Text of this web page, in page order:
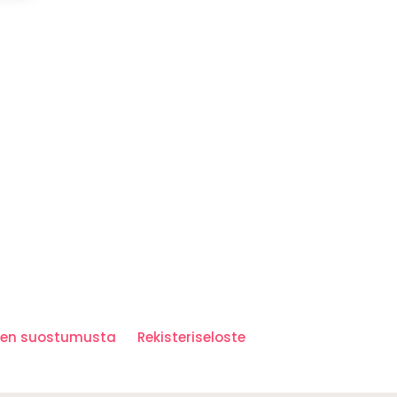
suostumusta Rekisteriseloste